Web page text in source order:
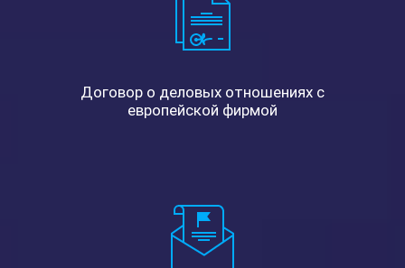
Договор о деловых отношениях с
европейской фирмой